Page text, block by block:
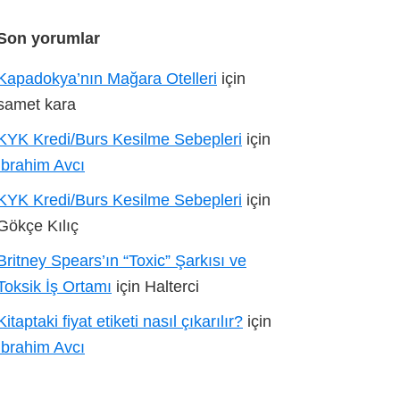
yorumlar
Mağara Otelleri için
kara
Kredi/Burs Kesilme Sebepleri için
Avcı
Kredi/Burs Kesilme Sebepleri için
Kılıç
Spears’ın “Toxic” Şarkısı ve
İş Ortamı için Halterci
fiyat etiketi nasıl çıkarılır? için
Avcı